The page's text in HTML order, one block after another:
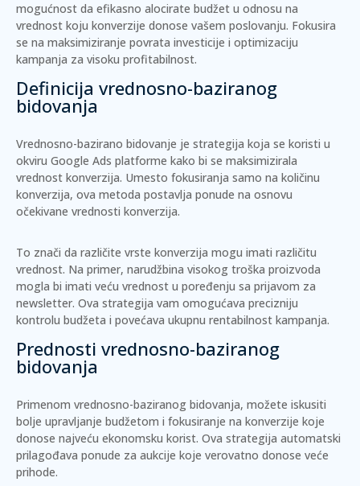
mogućnost da efikasno alocirate budžet u odnosu na
vrednost koju konverzije donose vašem poslovanju. Fokusira
se na maksimiziranje povrata investicije i optimizaciju
kampanja za visoku profitabilnost.
Definicija vrednosno-baziranog
bidovanja
Vrednosno-bazirano bidovanje je strategija koja se koristi u
okviru Google Ads platforme kako bi se maksimizirala
vrednost konverzija. Umesto fokusiranja samo na količinu
konverzija, ova metoda postavlja ponude na osnovu
očekivane vrednosti konverzija.
To znači da različite vrste konverzija mogu imati različitu
vrednost. Na primer, narudžbina visokog troška proizvoda
mogla bi imati veću vrednost u poređenju sa prijavom za
newsletter. Ova strategija vam omogućava precizniju
kontrolu budžeta i povećava ukupnu rentabilnost kampanja.
Prednosti vrednosno-baziranog
bidovanja
Primenom vrednosno-baziranog bidovanja, možete iskusiti
bolje upravljanje budžetom i fokusiranje na konverzije koje
donose najveću ekonomsku korist. Ova strategija automatski
prilagođava ponude za aukcije koje verovatno donose veće
prihode.